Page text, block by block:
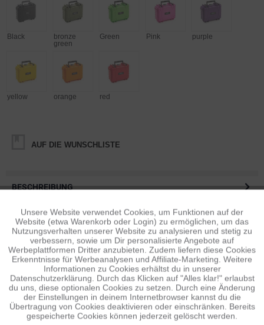
Black
bronze
green
Green Pink purple
yellow orange red
AUF DIE WUNSCHLISTE
BESCHREIBUNG
maßgeschneiderte, zuverlässige und ästhetische...mehr
BEWERTUNGEN
0
Bewertungen lesen, schreiben und diskutieren...mehr
ÄHNLICHE ARTIKEL
Diese Artikel sind dem Produkt ähnlich ...mehr
Funktionale Aktiv
Tracking Inaktiv
Personalisierung Inaktiv
Service Inaktiv
Unsere Website verwendet Cookies, um Funktionen auf der
Website (etwa Warenkorb oder Login) zu ermöglichen, um das
Nutzungsverhalten unserer Website zu analysieren und stetig zu
verbessern, sowie um Dir personalisierte Angebote auf
Werbeplattformen Dritter anzubieten. Zudem liefern diese Cookies
Erkenntnisse für Werbeanalysen und Affiliate-Marketing. Weitere
Informationen zu Cookies erhältst du in unserer
Datenschutzerklärung. Durch das Klicken auf "Alles klar!" erlaubst
du uns, diese optionalen Cookies zu setzen. Durch eine Änderung
der Einstellungen in deinem Internetbrowser kannst du die
Übertragung von Cookies deaktivieren oder einschränken. Bereits
gespeicherte Cookies können jederzeit gelöscht werden.